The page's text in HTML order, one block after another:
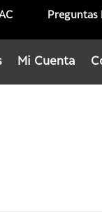
Preguntas
Mi Cuenta